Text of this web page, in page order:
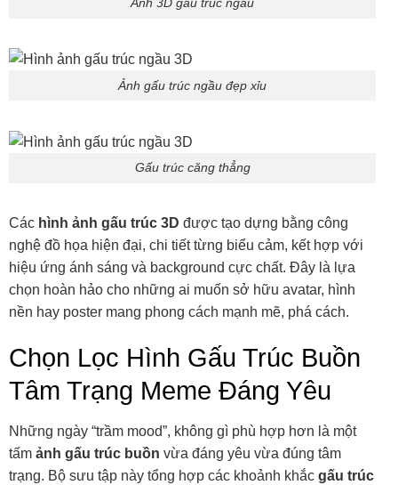
Ảnh gấu trúc ngầu đẹp xỉu
Gấu trúc căng thẳng
Các hình ảnh gấu trúc 3D được tạo dựng bằng công
nghệ đồ họa hiện đại, chi tiết từng biểu cảm, kết hợp với
hiệu ứng ánh sáng và background cực chất. Đây là lựa
chọn hoàn hảo cho những ai muốn sở hữu avatar, hình
nền hay poster mang phong cách mạnh mẽ, phá cách.
Chọn Lọc Hình Gấu Trúc Buồn
Tâm Trạng Meme Đáng Yêu
Những ngày “trầm mood”, không gì phù hợp hơn là một
tấm ảnh gấu trúc buồn vừa đáng yêu vừa đúng tâm
trạng. Bộ sưu tập này tổng hợp các khoảnh khắc gấu trúc